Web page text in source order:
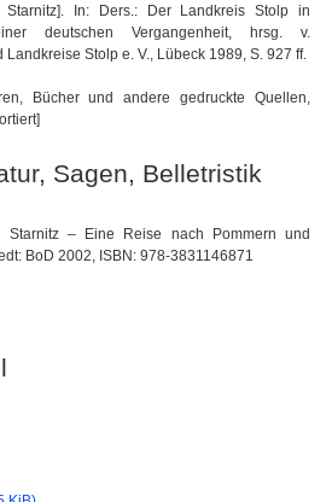
In: Ders.: Der Landkreis Stolp in
deutschen Vergangenheit, hrsg. v.
Stolp e. V., Lübeck 1989, S. 927 ff.
Bücher und andere gedruckte Quellen,
Sagen, Belletristik
Starnitz – Eine Reise nach Pommern und
BoD 2002, ISBN: 978-3831146871